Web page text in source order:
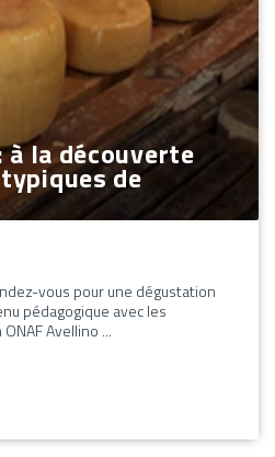
la découverte
de
vous pour une dégustation
pédagogique avec les
Avellino ...